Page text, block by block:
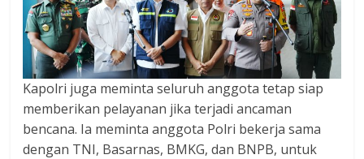
Kapolri juga meminta seluruh anggota tetap siap
memberikan pelayanan jika terjadi ancaman
bencana. Ia meminta anggota Polri bekerja sama
dengan TNI, Basarnas, BMKG, dan BNPB, untuk